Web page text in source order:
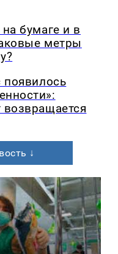
бумаге и в
метры
появилось
↓